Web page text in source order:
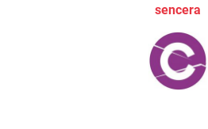
sencera